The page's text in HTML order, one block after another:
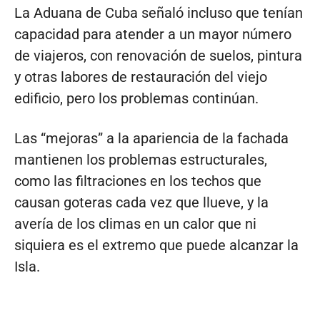
La Aduana de Cuba señaló incluso que tenían
capacidad para atender a un mayor número
de viajeros, con renovación de suelos, pintura
y otras labores de restauración del viejo
edificio, pero los problemas continúan.
Las “mejoras” a la apariencia de la fachada
mantienen los problemas estructurales,
como las filtraciones en los techos que
causan goteras cada vez que llueve, y la
avería de los climas en un calor que ni
siquiera es el extremo que puede alcanzar la
Isla.